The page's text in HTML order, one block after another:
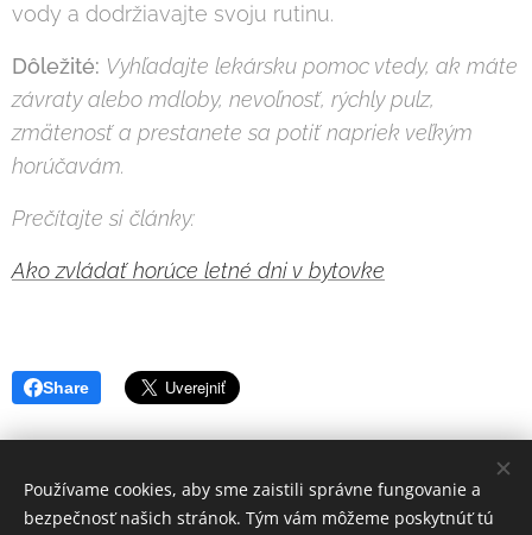
vody a dodržiavajte svoju rutinu.
Dôležité: Vyhľadajte lekársku pomoc vtedy, ak máte
závraty alebo mdloby, nevoľnosť, rýchly pulz,
zmätenosť a prestanete sa potiť napriek veľkým
horúčavám.
Prečítajte si články:
Ako zvládať horúce letné dni v bytovke
Share
Používame cookies, aby sme zaistili správne fungovanie a
bezpečnosť našich stránok. Tým vám môžeme poskytnúť tú